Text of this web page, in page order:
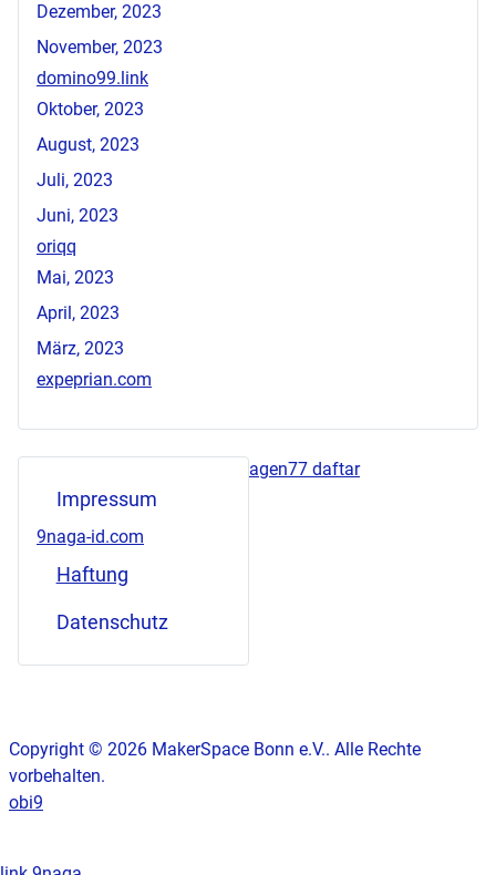
Dezember, 2023
November, 2023
domino99.link
Oktober, 2023
August, 2023
Juli, 2023
Juni, 2023
oriqq
Mai, 2023
April, 2023
März, 2023
expeprian.com
Impressum
9naga-id.com
Haftung
Datenschutz
agen77 daftar
Copyright © 2026 MakerSpace Bonn e.V.. Alle Rechte
vorbehalten.
obi9